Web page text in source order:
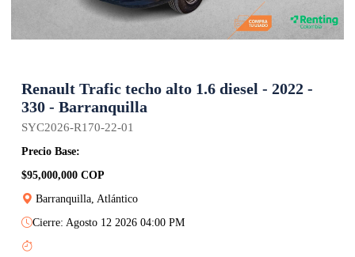
Renault Trafic techo alto 1.6 diesel - 2022 -
330 - Barranquilla
SYC2026-R170-22-01
Precio Base:
$95,000,000 COP
Barranquilla, Atlántico
Cierre: Agosto 12 2026 04:00 PM